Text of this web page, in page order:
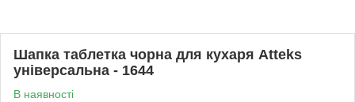
Шапка таблетка чорна для кухаря Atteks
універсальна - 1644
В наявності